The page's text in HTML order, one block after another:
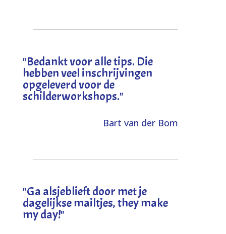
"Bedankt voor alle tips. Die
hebben veel inschrijvingen
opgeleverd voor de
schilderworkshops."
Bart van der Bom
"Ga alsjeblieft door met je
dagelijkse mailtjes, they make
my day!"